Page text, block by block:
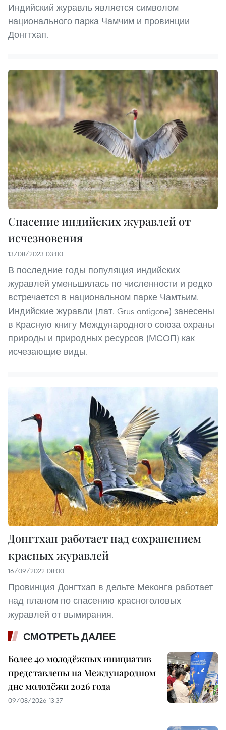
Индийский журавль является символом
национального парка Чамчим и провинции
Донгтхап.
Спасение индийских журавлей от
исчезновения
13/08/2023 03:00
В последние годы популяция индийских
журавлей уменьшилась по численности и редко
встречается в национальном парке Чамтьим.
Индийские журавли (лат. Grus antigone) занесены
в Красную книгу Международного союза охраны
природы и природных ресурсов (МСОП) как
исчезающие виды.
Донгтхап работает над сохранением
красных журавлей
16/09/2022 08:00
Провинция Донгтхап в дельте Меконга работает
над планом по спасению красноголовых
журавлей от вымирания.
СМОТРЕТЬ ДАЛЕЕ
Более 40 молодёжных инициатив
представлены на Международном
дне молодёжи 2026 года
09/08/2026 13:37